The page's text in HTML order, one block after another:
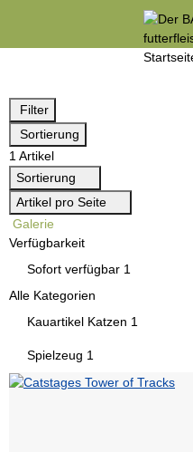
Filter
Sortierung
1 Artikel
Sortierung
Artikel pro Seite
Galerie
Verfügbarkeit
Sofort verfügbar 1
Alle Kategorien
Kauartikel Katzen 1
Spielzeug 1